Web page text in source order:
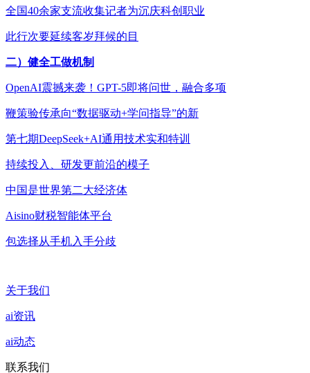
全国40余家支流收集记者为沉庆科创职业
此行次要延续客岁拜候的目
二）健全工做机制
OpenAI震撼来袭！GPT-5即将问世，融合多项
鞭策验传承向“数据驱动+学问指导”的新
第七期DeepSeek+AI通用技术实和特训
持续投入、研发更前沿的模子
中国是世界第二大经济体
Aisino财税智能体平台
包选择从手机入手分歧
关于我们
ai资讯
ai动态
联系我们